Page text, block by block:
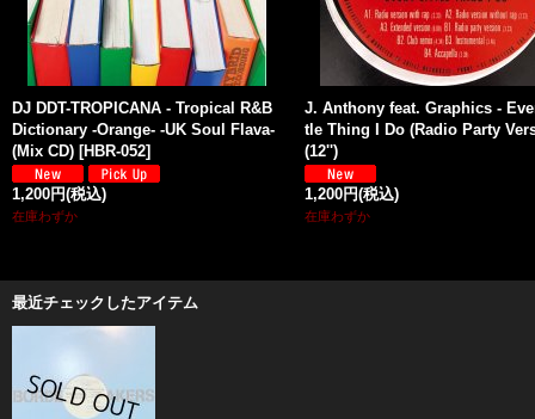
DJ DDT-TROPICANA - Tropical R&B
Dictionary -Orange- -UK Soul Flava-
(Mix CD) [HBR-052]
1,200円(税込)
在庫わずか
J. Anthony feat. Graphics -
tle Thing I Do (Radio Party
(12'')
1,200円(税込)
在庫わずか
最近チェックしたアイテム